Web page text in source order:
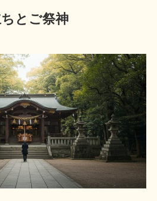
とご祭神